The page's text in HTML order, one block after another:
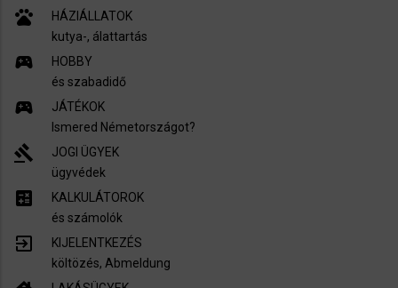
pets
HÁZIÁLLATOK
kutya-, álattartás
sports_esports
HOBBY
és szabadidő
sports_esports
JÁTÉKOK
Ismered Németországot?
gavel
JOGI ÜGYEK
ügyvédek
calculate
KALKULÁTOROK
és számolók
exit_to_app
KIJELENTKEZÉS
költözés, Abmeldung